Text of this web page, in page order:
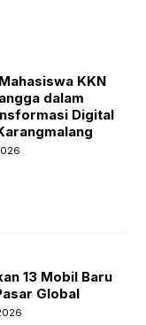
KKN
dalam
Digital
13 Mobil Baru
Global